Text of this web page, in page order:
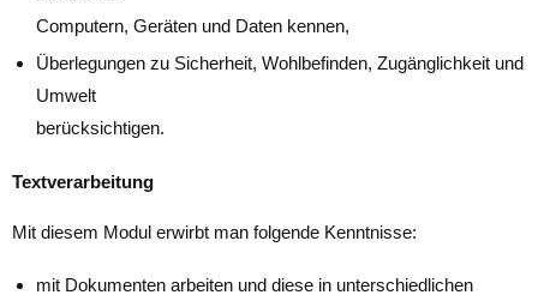
Computern, Geräten und Daten kennen,
Überlegungen zu Sicherheit, Wohlbefinden, Zugänglichkeit und
Umwelt
berücksichtigen.
Textverarbeitung
Mit diesem Modul erwirbt man folgende Kenntnisse:
mit Dokumenten arbeiten und diese in unterschiedlichen